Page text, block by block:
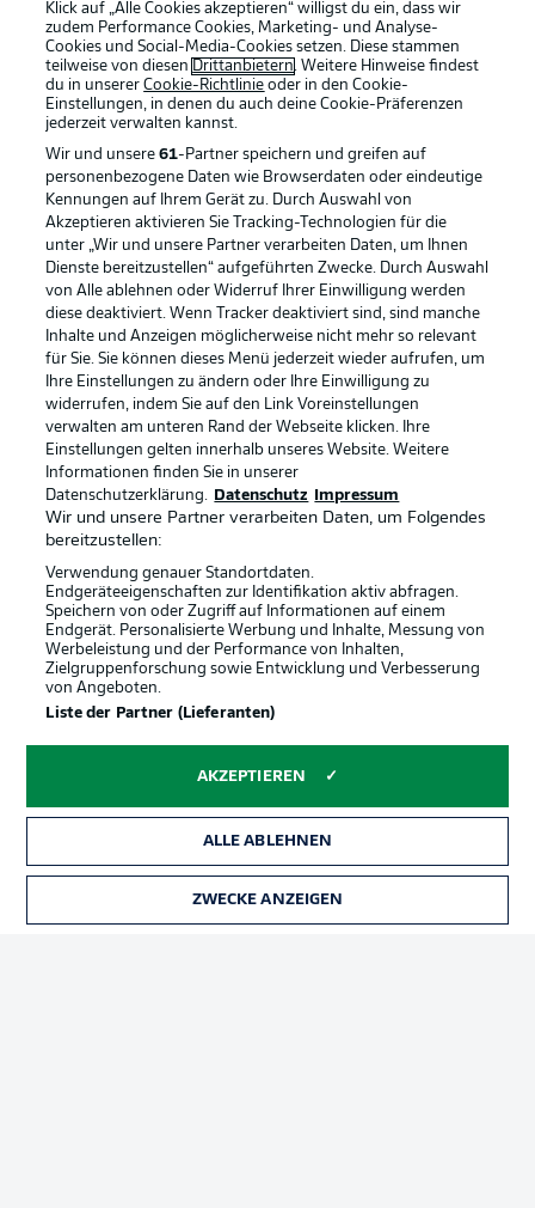
Common Ground
Mitfahrportal
BUNDESLIGA-GRUPPE
Sprachauswahl
Deutsch Anzeige Modus
Login
BUNDESLIGA APP
Offizielle Partner
Rechtliche Hinweise Voreinstellungen verwalten
Kontakt
Klick auf „Alle Cookies akzeptieren“ willigst du ein, dass wir
zudem Performance Cookies, Marketing- und Analyse-
Cookies und Social-Media-Cookies setzen. Diese stammen
teilweise von diesen Drittanbietern. Weitere Hinweise findest
du in unsererCookie-Richtlinie oder in den Cookie-
Einstellungen, in denen du auch deine Cookie-Präferenzen
jederzeit verwalten kannst.
Wir und unsere61-Partner speichern und greifen auf
personenbezogene Daten wie Browserdaten oder eindeutige
Kennungen auf Ihrem Gerät zu. Durch Auswahl von
Akzeptieren aktivieren Sie Tracking-Technologien für die
unter „Wir und unsere Partner verarbeiten Daten, um Ihnen
Dienste bereitzustellen“ aufgeführten Zwecke. Durch Auswahl
von Alle ablehnen oder Widerruf Ihrer Einwilligung werden
diese deaktiviert. Wenn Tracker deaktiviert sind, sind manche
Inhalte und Anzeigen möglicherweise nicht mehr so relevant
für Sie. Sie können dieses Menü jederzeit wieder aufrufen, um
Ihre Einstellungen zu ändern oder Ihre Einwilligung zu
widerrufen, indem Sie auf den Link Voreinstellungen
verwalten am unteren Rand der Webseite klicken. Ihre
Einstellungen gelten innerhalb unseres Website. Weitere
Informationen finden Sie in unserer
Datenschutzerklärung.
Datenschutz Impressum
Wir und unsere Partner verarbeiten Daten, um Folgendes
bereitzustellen:
Verwendung genauer Standortdaten.
Endgeräteeigenschaften zur Identifikation aktiv abfragen.
Speichern von oder Zugriff auf Informationen auf einem
Endgerät. Personalisierte Werbung und Inhalte, Messung von
Werbeleistung und der Performance von Inhalten,
Zielgruppenforschung sowie Entwicklung und Verbesserung
von Angeboten.
Liste der Partner (Lieferanten)
AKZEPTIEREN
ALLE ABLEHNEN
ZWECKE ANZEIGEN